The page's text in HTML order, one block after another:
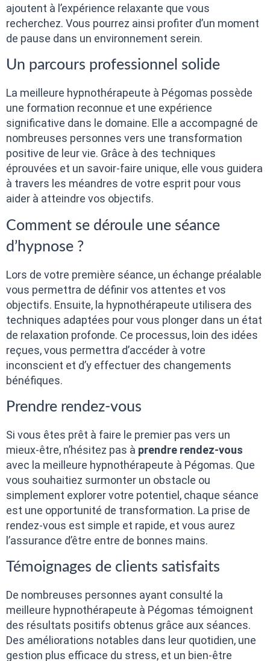
ajoutent à l’expérience relaxante que vous
recherchez. Vous pourrez ainsi profiter d’un moment
de pause dans un environnement serein.
Un parcours professionnel solide
La meilleure hypnothérapeute à Pégomas possède
une formation reconnue et une expérience
significative dans le domaine. Elle a accompagné de
nombreuses personnes vers une transformation
positive de leur vie. Grâce à des techniques
éprouvées et un savoir-faire unique, elle vous guidera
à travers les méandres de votre esprit pour vous
aider à atteindre vos objectifs.
Comment se déroule une séance
d’hypnose ?
Lors de votre première séance, un échange préalable
vous permettra de définir vos attentes et vos
objectifs. Ensuite, la hypnothérapeute utilisera des
techniques adaptées pour vous plonger dans un état
de relaxation profonde. Ce processus, loin des idées
reçues, vous permettra d’accéder à votre
inconscient et d’y effectuer des changements
bénéfiques.
Prendre rendez-vous
Si vous êtes prêt à faire le premier pas vers un
mieux-être, n’hésitez pas à prendre rendez-vous
avec la meilleure hypnothérapeute à Pégomas. Que
vous souhaitiez surmonter un obstacle ou
simplement explorer votre potentiel, chaque séance
est une opportunité de transformation. La prise de
rendez-vous est simple et rapide, et vous aurez
l’assurance d’être entre de bonnes mains.
Témoignages de clients satisfaits
De nombreuses personnes ayant consulté la
meilleure hypnothérapeute à Pégomas témoignent
des résultats positifs obtenus grâce aux séances.
Des améliorations notables dans leur quotidien, une
gestion plus efficace du stress, et un bien-être